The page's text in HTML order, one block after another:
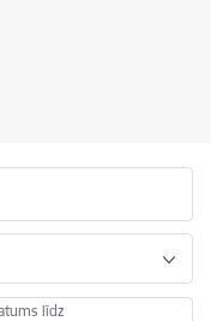
līdz